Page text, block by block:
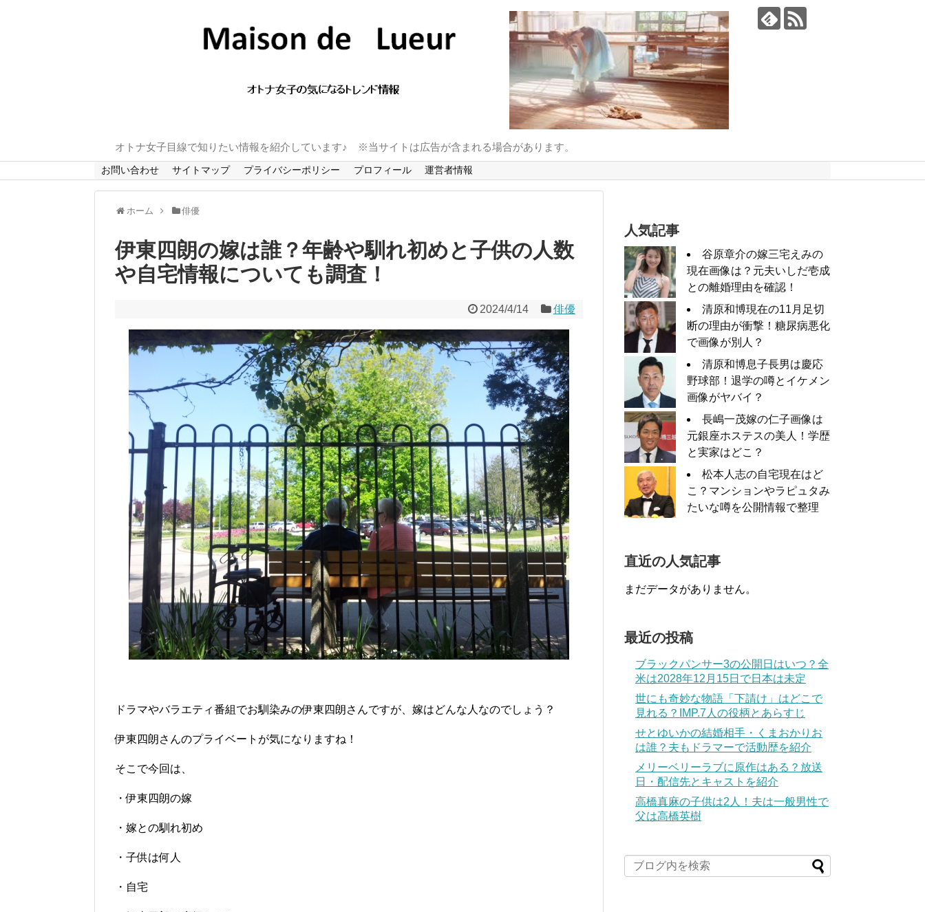
オトナ女子目線で知りたい情報を紹介しています♪ ※当サイトは広告が含まれる場合があります。
お問い合わせ サイトマップ プライバシーポリシー プロフィール 運営者情報
ホーム 俳優
伊東四朗の嫁は誰？年齢や馴れ初めと子供の人数
や自宅情報についても調査！
2024/4/14 俳優
ドラマやバラエティ番組でお馴染みの伊東四朗さんですが、嫁はどんな人なのでしょう？
伊東四朗さんのプライベートが気になりますね！
そこで今回は、
・伊東四朗の嫁
・嫁との馴れ初め
・子供は何人
・自宅
人気記事
谷原章介の嫁三宅えみの
現在画像は？元夫いしだ壱成
との離婚理由を確認！
清原和博現在の11月足切
断の理由が衝撃！糖尿病悪化
で画像が別人？
清原和博息子長男は慶応
野球部！退学の噂とイケメン
画像がヤバイ？
長嶋一茂嫁の仁子画像は
元銀座ホステスの美人！学歴
と実家はどこ？
松本人志の自宅現在はど
こ？マンションやラピュタみ
たいな噂を公開情報で整理
直近の人気記事
まだデータがありません。
最近の投稿
ブラックパンサー3の公開日はいつ？全
米は2028年12月15日で日本は未定
世にも奇妙な物語「下請け」はどこで
見れる？IMP.7人の役柄とあらすじ
せとゆいかの結婚相手・くまおかりお
は誰？夫もドラマーで活動歴を紹介
メリーベリーラブに原作はある？放送
日・配信先とキャストを紹介
高橋真麻の子供は2人！夫は一般男性で
父は高橋英樹